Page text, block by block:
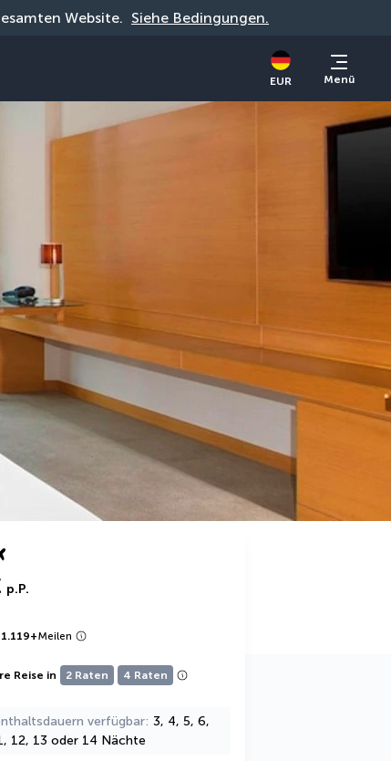
Website. Siehe Bedingungen.
EUR Menü
p.P.
1.119+Meilen
Reise in 2 Raten 4 Raten
verfügbar 3, 4, 5, 6,
12, 13 oder 14 Nächte